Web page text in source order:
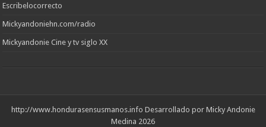
Escribelocorrecto
Mickyandoniehn.com/radio
Mickyandonie Cine y tv siglo XX
http://www.hondurasensusmanos.info Desarrollado por Micky Andonie
Medina 2026